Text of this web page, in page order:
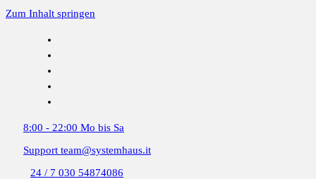
Zum Inhalt springen
8:00 - 22:00 Mo bis Sa
Support team@systemhaus.it
24 / 7 030 54874086